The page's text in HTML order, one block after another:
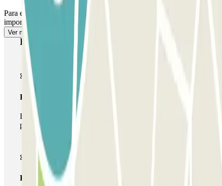
Para el acceso peatonal, consulta nuestro apartado de "Información
importante".
Ver más
Productos de Parclick
Pase básico
Durante tu estancia podrás entrar y salir una única vez al
parking
Pase multiparking